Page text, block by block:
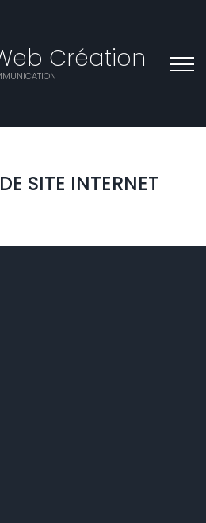
Création
SITE INTERNET